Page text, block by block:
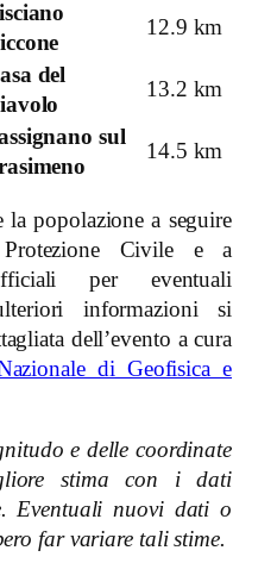
12.9 km
del
13.2 km
sul
14.5 km
popolazione a seguire
Civile e a
per eventuali
informazioni si
dell’evento a cura
di Geofisica e
e delle coordinate
stima con i dati
Eventuali nuovi dati o
far variare tali stime.